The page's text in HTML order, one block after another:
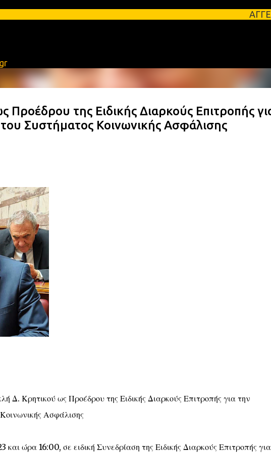
ΑΓΓΕΛΙΕΣ
Προέδρου της Ειδικής Διαρκούς Επιτροπής
Συστήματος Κοινωνικής Ασφάλισης
Δ. Κρητικού ως Προέδρου της Ειδικής Διαρκούς Επιτροπής για την
Ασφάλισης
ώρα 16:00, σε ειδική Συνεδρίαση της Ειδικής Διαρκούς Επιτροπής